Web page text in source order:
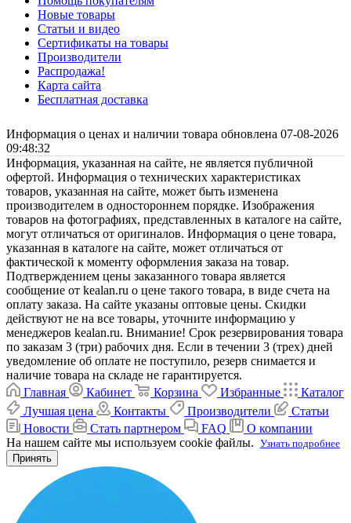
Новые товары
Статьи и видео
Сертификаты на товары
Производители
Распродажа!
Карта сайта
Бесплатная доставка
Информация о ценах и наличии товара обновлена 07-08-2026
09:48:32
Информация, указанная на сайте, не является публичной
офертой. Информация о технических характеристиках
товаров, указанная на сайте, может быть изменена
производителем в одностороннем порядке. Изображения
товаров на фотографиях, представленных в каталоге на сайте,
могут отличаться от оригиналов. Информация о цене товара,
указанная в каталоге на сайте, может отличаться от
фактической к моменту оформления заказа на товар.
Подтверждением цены заказанного товара является
сообщение от kealan.ru о цене такого товара, в виде счета на
оплату заказа. На сайте указаны оптовые цены. Скидки
действуют не на все товары, уточните информацию у
менеджеров kealan.ru. Внимание! Срок резервирования товара
по заказам 3 (три) рабочих дня. Если в течении 3 (трех) дней
уведомление об оплате не поступило, резерв снимается и
наличие товара на складе не гарантируется.
Главная
Кабинет Корзина Избранные
Каталог
Лучшая цена
Контакты Производители
Статьи
Новости
Стать партнером FAQ
О компании
На нашем сайте мы используем cookie файлы. Узнать подробнее
Принять